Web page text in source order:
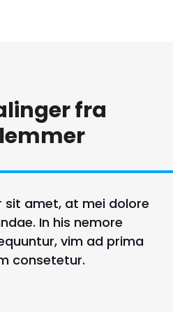
fra
sit amet, at mei dolore
In his nemore
vim ad prima
consetetur.